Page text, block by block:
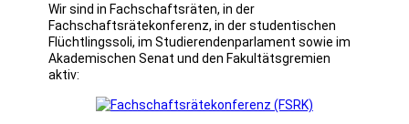
Wir sind in Fachschaftsräten, in der
Fachschaftsrätekonferenz, in der studentischen
Flüchtlingssoli, im Studierendenparlament sowie im
Akademischen Senat und den Fakultätsgremien
aktiv: